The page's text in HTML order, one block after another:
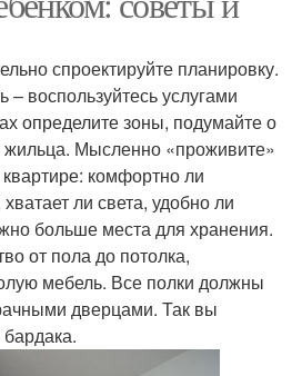
спроектируйте планировку.
– воспользуйтесь услугами
определите зоны, подумайте о
жильца. Мысленно «проживите»
комфортно ли
ли света, удобно ли
больше места для хранения.
от пола до потолка,
мебель. Все полки должны
дверцами. Так вы